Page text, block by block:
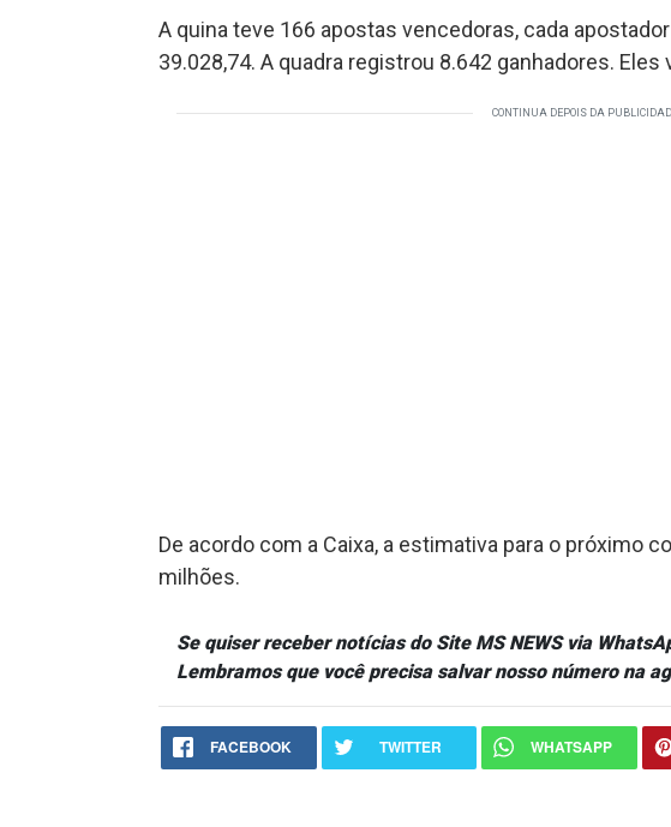
A quina teve 166 apostas vencedoras, cada
39.028,74. A quadra registrou 8.642 ganhadores. Eles
CONTINUA DEPOIS DA
De acordo com a Caixa, a estimativa para o próximo
milhões.
Se quiser receber notícias do Site MS NEWS via
Lembramos que você precisa salvar nosso número na
FACEBOOK TWITTER WHATSAPP